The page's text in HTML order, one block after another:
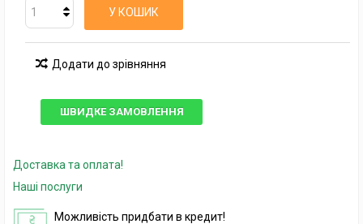
У КОШИК
Додати до зрівняння
ШВИДКЕ ЗАМОВЛЕННЯ
Доставка та оплата!
Наші послуги
Можливість придбати в кредит!